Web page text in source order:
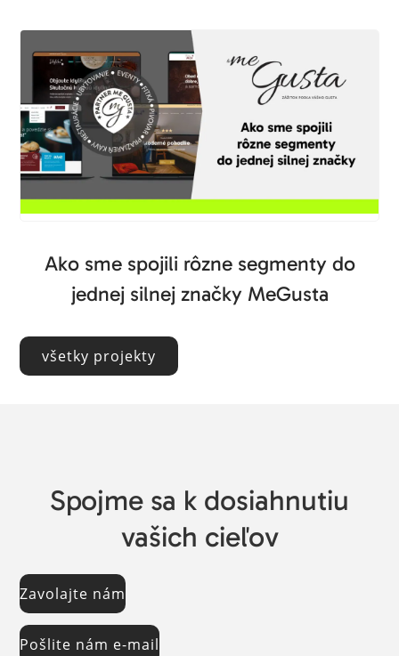
Ako sme spojili rôzne segmenty do
jednej silnej značky MeGusta
všetky projekty
Spojme sa k dosiahnutiu
vašich cieľov
Zavolajte nám
Pošlite nám e-mail